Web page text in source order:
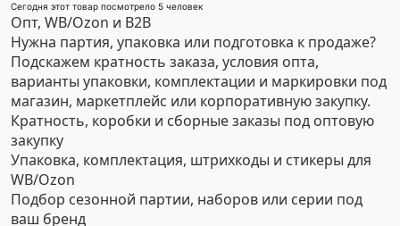
Сегодня этот товар посмотрело 5 человек
Опт, WB/Ozon и B2B
Нужна партия, упаковка или подготовка к продаже?
Подскажем кратность заказа, условия опта,
варианты упаковки, комплектации и маркировки под
магазин, маркетплейс или корпоративную закупку.
Кратность, коробки и сборные заказы под оптовую
закупку
Упаковка, комплектация, штрихкоды и стикеры для
WB/Ozon
Подбор сезонной партии, наборов или серии под
ваш бренд